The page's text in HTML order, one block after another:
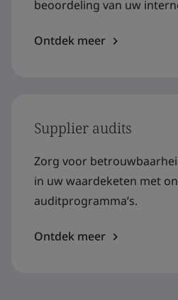
beoordeling van uw
Ontdek meer
Supplier audits
Zorg voor
in uw waardeketen met
auditprogramma’s.
Ontdek meer